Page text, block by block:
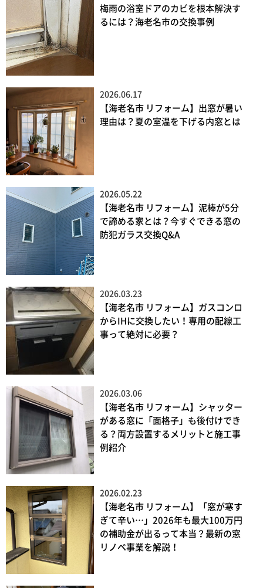
梅雨の浴室ドアのカビを根本解決す
るには？海老名市の交換事例
2026.06.17
【海老名市 リフォーム】出窓が暑い
理由は？夏の室温を下げる内窓とは
2026.05.22
【海老名市 リフォーム】泥棒が5分
で諦める家とは？今すぐできる窓の
防犯ガラス交換Q&A
2026.03.23
【海老名市 リフォーム】ガスコンロ
からIHに交換したい！専用の配線工
事って絶対に必要？
2026.03.06
【海老名市 リフォーム】シャッター
がある窓に「面格子」も後付けでき
る？両方設置するメリットと施工事
例紹介
2026.02.23
【海老名市 リフォーム】「窓が寒す
ぎて辛い…」2026年も最大100万円
の補助金が出るって本当？最新の窓
リノベ事業を解説！